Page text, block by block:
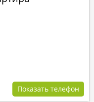
Показать телефон